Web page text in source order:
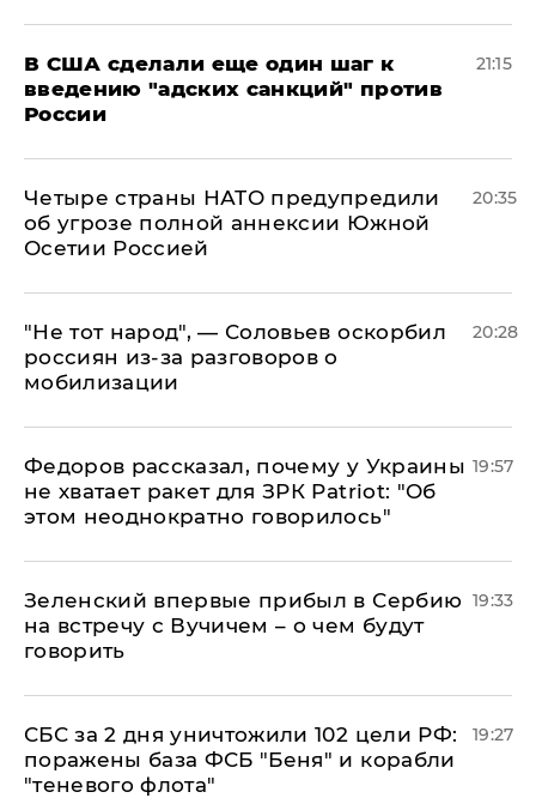
В США сделали еще один шаг к
введению "адских санкций" против
России
21:15
Четыре страны НАТО предупредили
об угрозе полной аннексии Южной
Осетии Россией
20:35
​"Не тот народ", — Соловьев оскорбил
россиян из-за разговоров о
мобилизации
20:28
Федоров рассказал, почему у Украины
не хватает ракет для ЗРК Patriot: "Об
этом неоднократно говорилось"
19:57
Зеленский впервые прибыл в Сербию
на встречу с Вучичем – о чем будут
говорить
19:33
СБС за 2 дня уничтожили 102 цели РФ:
поражены база ФСБ "Беня" и корабли
"теневого флота"
19:27